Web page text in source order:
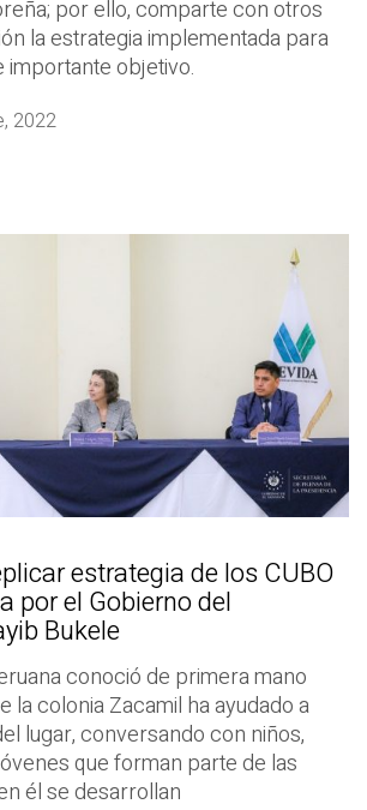
por ello, comparte con otros
la estrategia implementada para
objetivo.
2022
estrategia de los CUBO
por el Gobierno del
Bukele
conoció de primera mano
la colonia Zacamil ha ayudado a
lugar, conversando con niños,
que forman parte de las
él se desarrollan